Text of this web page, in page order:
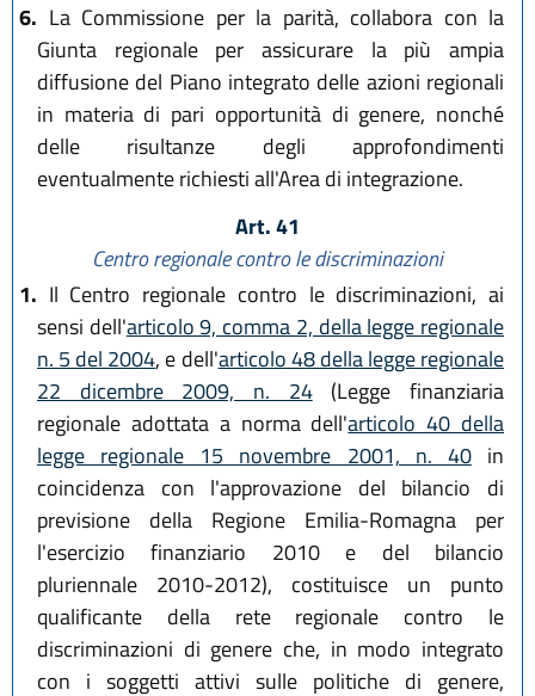
6. La Commissione per la parità, collabora con la
Giunta regionale per assicurare la più ampia
diffusione del Piano integrato delle azioni regionali
in materia di pari opportunità di genere, nonché
delle risultanze degli approfondimenti
eventualmente richiesti all'Area di integrazione.
Art. 41
Centro regionale contro le discriminazioni
1. Il Centro regionale contro le discriminazioni, ai
sensi dell'articolo 9, comma 2, della legge regionale
n. 5 del 2004, e dell'articolo 48 della legge regionale
22 dicembre 2009, n. 24(Legge finanziaria
regionale adottata a norma dell'articolo 40 della
legge regionale 15 novembre 2001, n. 40in
coincidenza con l'approvazione del bilancio di
previsione della Regione Emilia-Romagna per
l'esercizio finanziario 2010 e del bilancio
pluriennale 2010-2012), costituisce un punto
qualificante della rete regionale contro le
discriminazioni di genere che, in modo integrato
con i soggetti attivi sulle politiche di genere,